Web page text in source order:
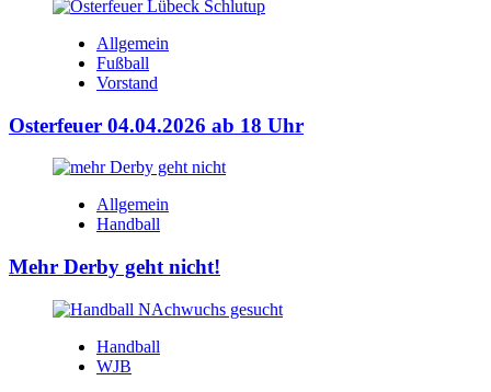
Allgemein
Fußball
Vorstand
Osterfeuer 04.04.2026 ab 18 Uhr
Allgemein
Handball
Mehr Derby geht nicht!
Handball
WJB